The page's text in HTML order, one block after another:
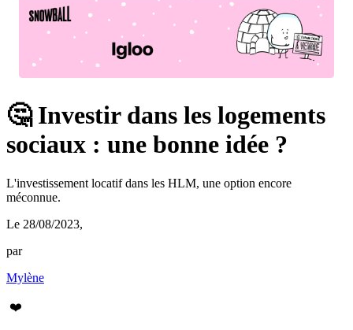
🤔 Investir dans les logements
sociaux : une bonne idée ?
L'investissement locatif dans les HLM, une option encore
méconnue.
Le 28/08/2023,
par
Mylène
❤️